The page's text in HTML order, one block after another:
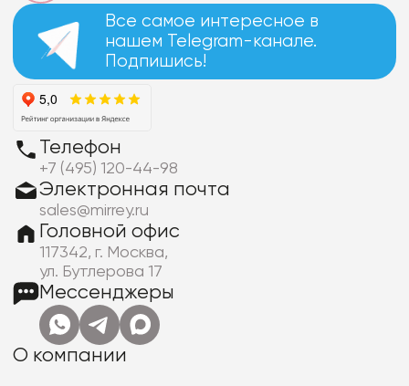
Все самое интересное в
нашем Telegram-канале.
Подпишись!
Телефон
+7 (495) 120-44-98
Электронная почта
sales@mirrey.ru
Головной офис
117342, г. Москва,
ул. Бутлерова 17
Мессенджеры
О компании